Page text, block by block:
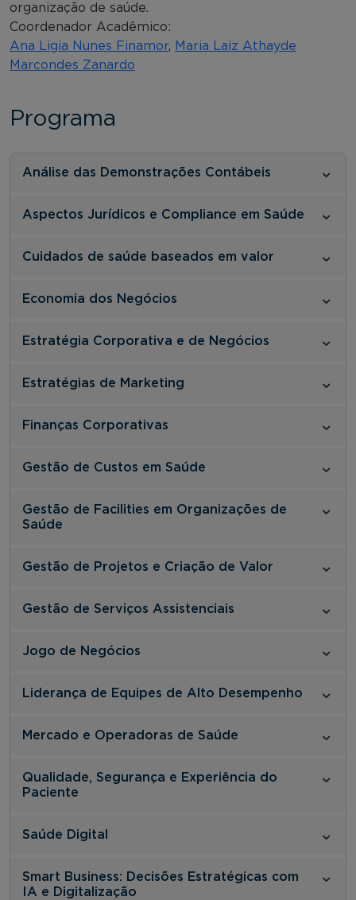
organização de saúde.
Coordenador Acadêmico:
Ana Ligia Nunes Finamor, Maria Laiz Athayde
Marcondes Zanardo
Programa
Análise das Demonstrações Contábeis
Aspectos Jurídicos e Compliance em Saúde
Cuidados de saúde baseados em valor
Economia dos Negócios
Estratégia Corporativa e de Negócios
Estratégias de Marketing
Finanças Corporativas
Gestão de Custos em Saúde
Gestão de Facilities em Organizações de
Saúde
Gestão de Projetos e Criação de Valor
Gestão de Serviços Assistenciais
Jogo de Negócios
Liderança de Equipes de Alto Desempenho
Mercado e Operadoras de Saúde
Qualidade, Segurança e Experiência do
Paciente
Saúde Digital
Smart Business: Decisões Estratégicas com
IA e Digitalização